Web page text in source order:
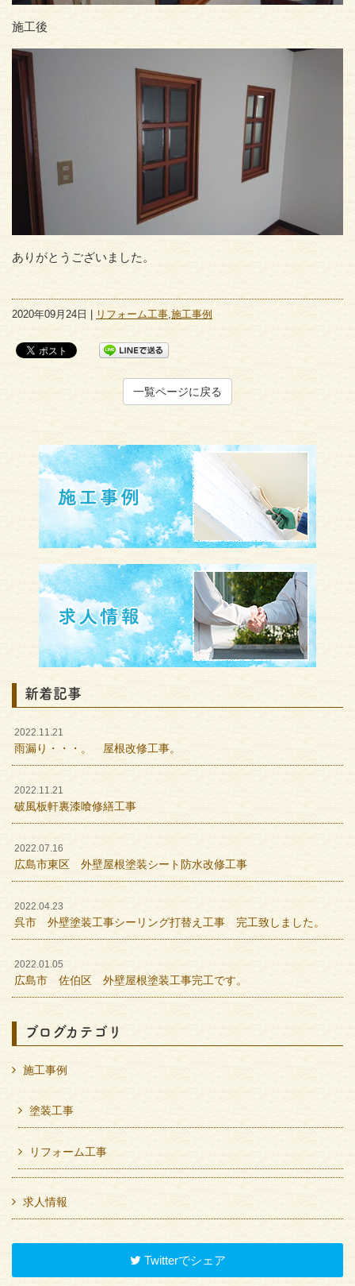
施工後
ありがとうございました。
2020年09月24日 | リフォーム工事,施工事例
一覧ページに戻る
新着記事
2022.11.21
雨漏り・・・。 屋根改修工事。
2022.11.21
破風板軒裏漆喰修繕工事
2022.07.16
広島市東区 外壁屋根塗装シート防水改修工事
2022.04.23
呉市 外壁塗装工事シーリング打替え工事 完工致しました。
2022.01.05
広島市 佐伯区 外壁屋根塗装工事完工です。
ブログカテゴリ
施工事例
塗装工事
リフォーム工事
求人情報
Twitterでシェア